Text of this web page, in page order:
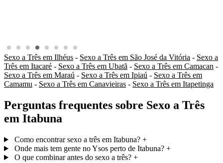
Sexo a Três em Ilhéus - Sexo a Três em São José da Vitória - Sexo a
Três em Itacaré - Sexo a Três em Ubatã - Sexo a Três em Camacan -
Sexo a Três em Maraú - Sexo a Três em Ipiaú - Sexo a Três em
Camamu - Sexo a Três em Canavieiras - Sexo a Três em Itapetinga
Perguntas frequentes sobre Sexo a Três
em Itabuna
Como encontrar sexo a três em Itabuna? +
Onde mais tem gente no Ysos perto de Itabuna? +
O que combinar antes do sexo a três? +